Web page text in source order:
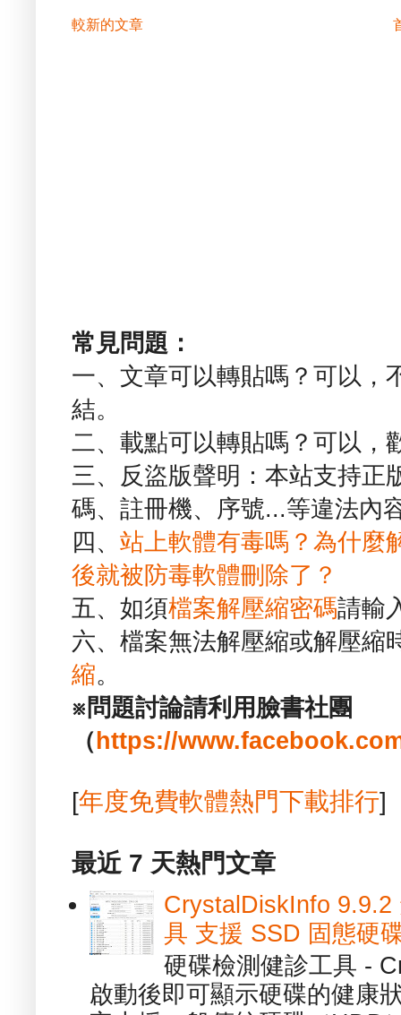
較新的文章
常見問題：
一、文章可以轉貼嗎？可以，
結。
二、載點可以轉貼嗎？可以，
三、反盜版聲明：本站支持正
碼、註冊機、序號...等違法內
四、 站上軟體有毒嗎？為什麼
後就被防毒軟體刪除了？
五、如須檔案解壓縮密碼請輸
六、檔案無法解壓縮或解壓縮
縮。
※問題討論請利用臉書社團
（ https://
[年度免費軟體熱門下載排行]
最近 7 天熱門文章
CrystalDiskInfo 9.9.2
具 支援 SSD 固態硬
硬碟檢測健診工具 -
啟動後即可顯示硬碟的健康